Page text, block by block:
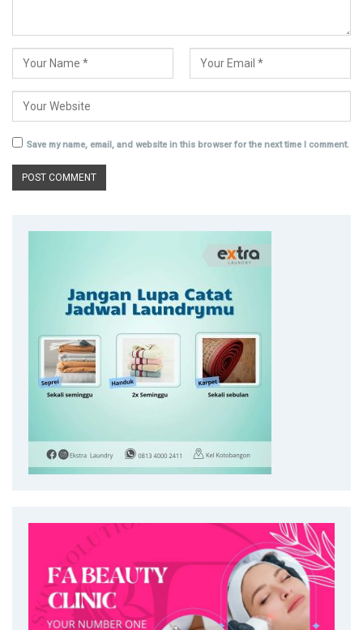
Save my name, email, and website in this browser for the next time I comment.